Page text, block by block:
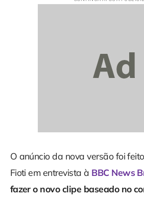
O anúncio da nova versão foi
Fioti em entrevista à BBC News
fazer o novo clipe baseado no